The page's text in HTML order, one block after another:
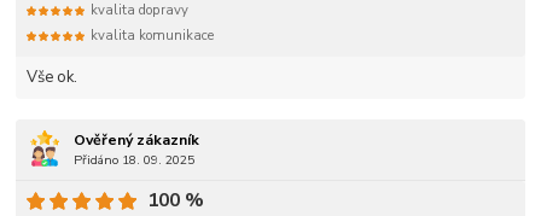
Vše ok.
kvalita dopravy
kvalita komunikace
Ověřený zákazník
Přidáno 18. 09. 2025
100 %